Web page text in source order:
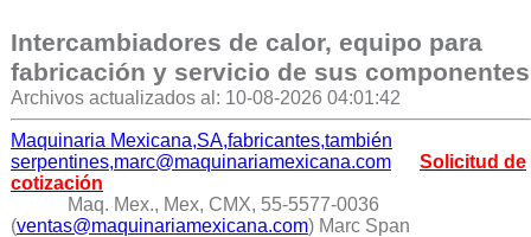
Intercambiadores de calor, equipo para
fabricación y servicio de sus componentes
Archivos actualizados al: 10-08-2026 04:01:42
Maquinaria Mexicana,SA,fabricantes,también
serpentines,marc@maquinariamexicana.com
Solicitud de
cotización
Maq. Mex., Mex, CMX, 55-5577-0036
(ventas@maquinariamexicana.com) Marc Span